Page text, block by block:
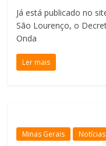
Já está publicado no
São Lourenço, o
Onda
Ler mais
Minas Gerais Notícias